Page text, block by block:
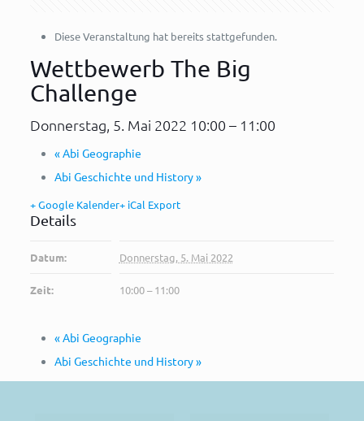
Diese Veranstaltung hat bereits stattgefunden.
Wettbewerb The Big
Challenge
Donnerstag, 5. Mai 2022 10:00 – 11:00
«Abi Geographie
Abi Geschichte und History»
+ Google Kalender+ iCal Export
Details
Datum: Donnerstag, 5. Mai 2022
Zeit: 10:00 – 11:00
«Abi Geographie
Abi Geschichte und History»